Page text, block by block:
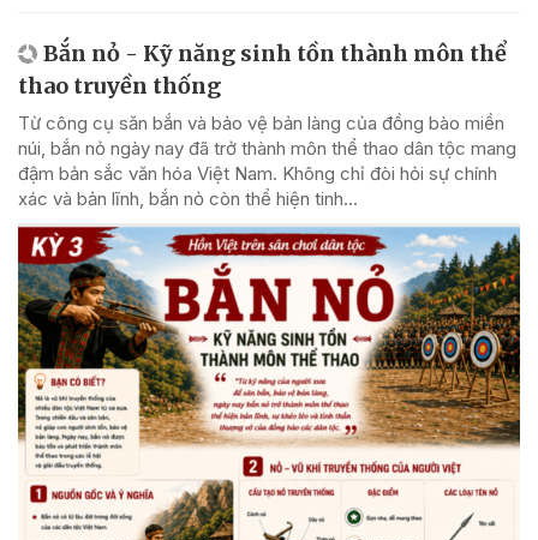
Bắn nỏ - Kỹ năng sinh tồn thành môn thể
thao truyền thống
Từ công cụ săn bắn và bảo vệ bản làng của đồng bào miền
núi, bắn nỏ ngày nay đã trở thành môn thể thao dân tộc mang
đậm bản sắc văn hóa Việt Nam. Không chỉ đòi hỏi sự chính
xác và bản lĩnh, bắn nỏ còn thể hiện tinh...